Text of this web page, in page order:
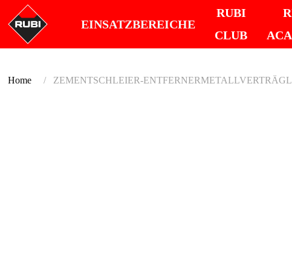
EINSATZBEREICHE
RUBI
CLUB
Home ZEMENTSCHLEIER-